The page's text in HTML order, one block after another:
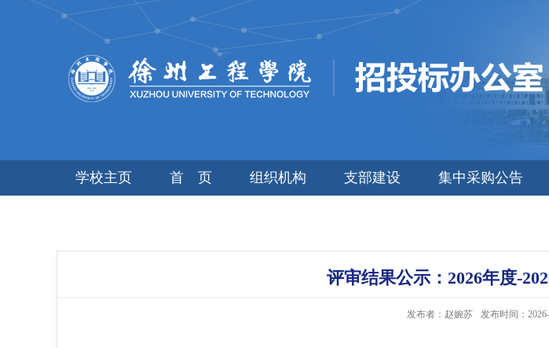
学校主页 首 页 组织机构 支部建设 集中采购公告
评审结果公示：2026年度-
发布者：赵婉苏 发布时间：